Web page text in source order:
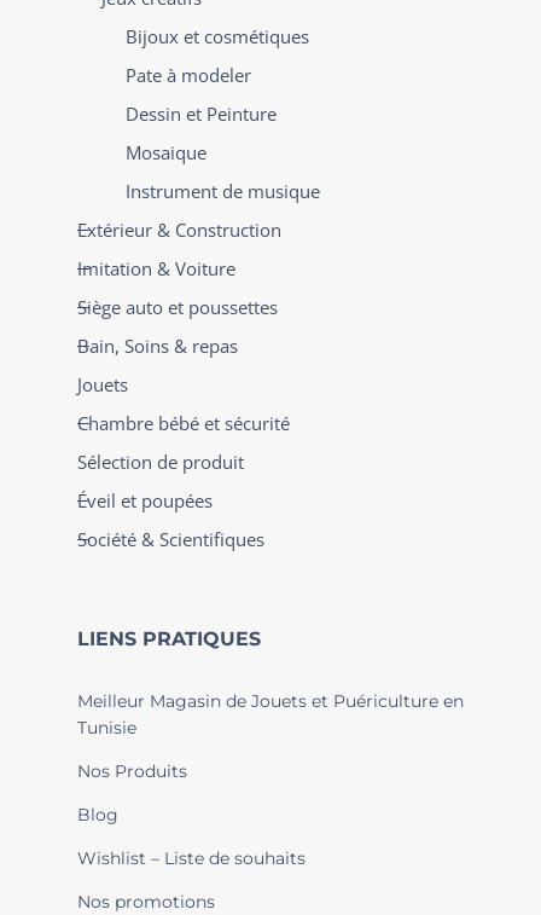
Bijoux et cosmétiques
Pate à modeler
Dessin et Peinture
Mosaique
Instrument de musique
Extérieur & Construction
Imitation & Voiture
Siège auto et poussettes
Bain, Soins & repas
Jouets
Chambre bébé et sécurité
Sélection de produit
Éveil et poupées
Société & Scientifiques
LIENS PRATIQUES
Meilleur Magasin de Jouets et Puériculture en
Tunisie
Nos Produits
Blog
Wishlist – Liste de souhaits
Nos promotions